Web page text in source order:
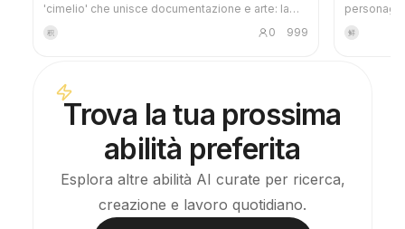
'cimelio' che unisce documentazione e arte: la
parte superiore conserva la fotografia originale
non modificata, mentre quella inferiore, con carta
una semplice illustrazione o un poster decorativo:
con poche campiture d'inchiostro, bordi sfumati,
tagli di bianco e linee rade, estrae architetture,
città, acqua, strade, scala umana, orizzonte e
rapporti di luce, mantenendo il soggetto
riconoscibile anche in miniatura. L'insieme
enfatizza una qualità calma, sobria e moderna,
simile a una stampa d'arte; i colori sono presi
dall'originale, con prevalenza di blu scuro, nero
积 0 999 鲜
Trova la tua prossima
abilità preferita
Esplora altre abilità AI curate per ricerca,
creazione e lavoro quotidiano.